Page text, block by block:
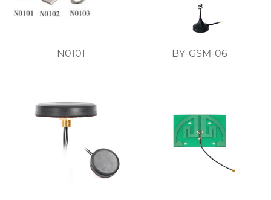
N0101 BY-GSM-06